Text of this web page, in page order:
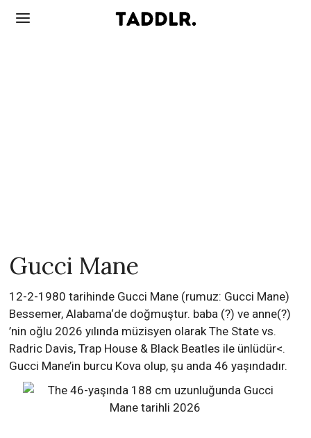
Gucci Mane
12-2-1980 tarihinde Gucci Mane (rumuz: Gucci Mane)
Bessemer, Alabama‘de doğmuştur. baba (?) ve anne(?)
’nin oğlu 2026 yılında müzisyen olarak The State vs.
Radric Davis, Trap House & Black Beatles ile ünlüdür<.
Gucci Mane’in burcu Kova olup, şu anda 46 yaşındadır.